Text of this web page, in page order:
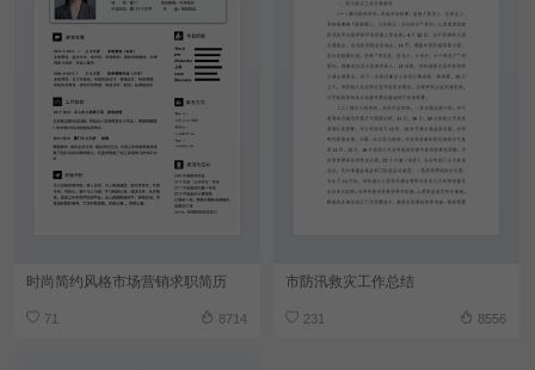
时尚简约风格市场营销求职简历
71 8714
市防汛救灾工作总结
231 8556